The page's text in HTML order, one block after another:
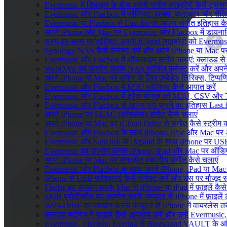
Evermusic में डिवाइस के बीच अपनी संगीत लाइब्रेरी कैसे
Evermusic और Flacbox में प्लेलिस्ट, एल्बम, कलाकार और
Evermusic या Flacbox से Last.fm पर अपना संगीत इतिहास
अपने iPhone और Mac पर Evermusic और Flacbox में
चरण-दर-चरण मार्गदर्शिका: अपनी iCloud लाइब्रेरी को
Synology NAS कैसे कनेक्ट करें और अपने iPhone या Mac
Evermusic और Flacbox में ऑफलाइन संगीत चलाएं: क्लाउड
WebDAV का उपयोग करके NAS स्टोरेज कनेक्ट करें और अपने
अपने iPhone या Mac पर संगीत के लिए एम्बेडेड लिरिक्स,
Evermusic और Flacbox में M3U प्लेलिस्ट कैसे आयात करें
Evermusic और Flacbox में ट्रैक संग्रह को M3U, CSV और
Evermusic और Flacbox से अपना पूरा सुनने का इतिहास
अपने iPhone पर FLAC (लॉसलेस) संगीत कैसे चलाएं
अपने iPhone या Mac पर iCloud Drive से संगीत कैसे स्ट्रीम
Evermusic और Flacbox के साथ iPhone, iPad और Mac
Evermusic और SanDisk के iXpand के साथ iPhone पर
Evermusic का उपयोग करके iPhone, iPad और Mac पर
अपने iPhone या Mac पर संग्रहीत स्थानीय संगीत कैसे चलाएं
Evermusic और Flacbox के साथ अपने iPhone, iPad या
iPhone से USB फ्लैशकार्ड कैसे कनेक्ट करें और उस पर मौजूद
Finder का उपयोग करके Mac से iPhone या iPad में फ़ाइलें
SMB प्रोटोकॉल का उपयोग करके कंप्यूटर से iPhone में फ़ाइलें
WiFi-Drive का उपयोग करके कंप्यूटर से iPhone में वायरलेस
क्लाउड स्टोरेज में फाइलें कैसे अपलोड करें और उन्हें
Evermusic, Flacbox, Evertag से Bluesound VAULT के